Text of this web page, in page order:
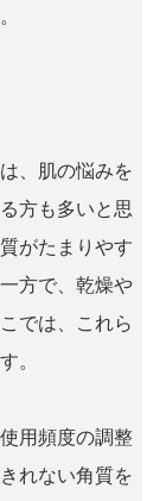
、肌の悩みを
方も多いと思
がたまりやす
方で、乾燥や
では、これら
。
用頻度の調整
れない角質を